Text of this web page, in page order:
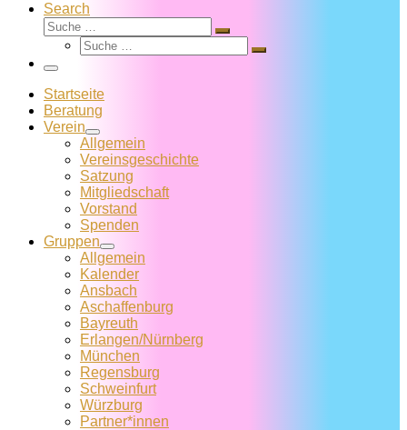
Search
Suche
Suche
Suche
Suche
Menü
Startseite
Beratung
Verein
Allgemein
Vereins­geschichte
Satzung
Mitglied­schaft
Vorstand
Spenden
Gruppen
Allgemein
Kalender
Ansbach
Aschaffenburg
Bayreuth
Erlangen/Nürnberg
München
Regensburg
Schweinfurt
Würzburg
Partner*innen